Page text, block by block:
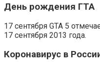
День рождения ГТА
17 сентября GTA 5
17 сентября 2013 года.
Коронавирус в